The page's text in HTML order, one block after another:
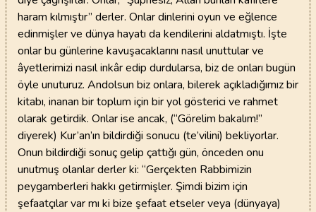
haram kılmıştır” derler. Onlar dinlerini oyun ve eğlence
edinmişler ve dünya hayatı da kendilerini aldatmıştı. İşte
onlar bu günlerine kavuşacaklarını nasıl unuttular ve
âyetlerimizi nasıl inkâr edip durdularsa, biz de onları bugün
öyle unuturuz. Andolsun biz onlara, bilerek açıkladığımız bir
kitabı, inanan bir toplum için bir yol gösterici ve rahmet
olarak getirdik. Onlar ise ancak, (“Görelim bakalım!”
diyerek) Kur’an’ın bildirdiği sonucu (te’vilini) bekliyorlar.
Onun bildirdiği sonuç gelip çattığı gün, önceden onu
unutmuş olanlar derler ki: “Gerçekten Rabbimizin
peygamberleri hakkı getirmişler. Şimdi bizim için
şefaatçılar var mı ki bize şefaat etseler veya (dünyaya)